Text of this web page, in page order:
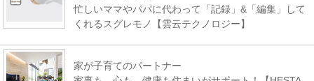
忙しいママやパパに代わって「記録」&「編集」して
くれるスグレモノ【雲云テクノロジー】
家が子育てのパートナー